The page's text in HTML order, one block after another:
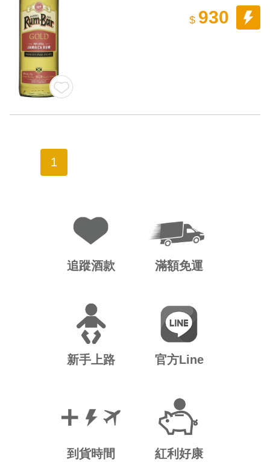
$ 930
1
追蹤酒款 滿額免運
新手上路 官方Line
到貨時間 紅利好康